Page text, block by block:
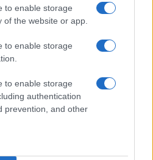
to enable storage
of the website or app.
to enable storage
to enable storage
authentication
prevention, and other
Commenta per primo
Hormuz e la
per